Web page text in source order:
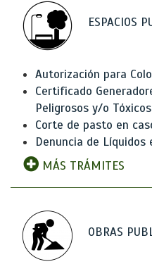
ESPACIOS
Autorización para
Certificado
Peligrosos y/o Tóxicos
Corte de pasto en
Denuncia de Líquidos
MÁS TRÁMITES
OBRAS